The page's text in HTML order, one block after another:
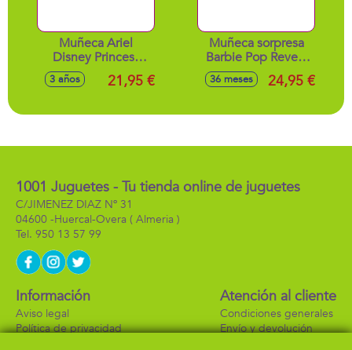
Muñeca Ariel
Disney Princess
con tocador.
3 años 21,95 €
Muñeca sorpresa
Barbie Pop Reveal
Fiesta de animales.
- Modelos surtidos
36 meses 24,95 €
1001 Juguetes - Tu tienda online de juguetes
C/JIMENEZ DIAZ Nº 31
04600 -Huercal-Overa ( Almeria )
950 13 57 99
Información
Aviso legal
Política de privacidad
Atención al cliente
Condiciones generales
Envío y devolución